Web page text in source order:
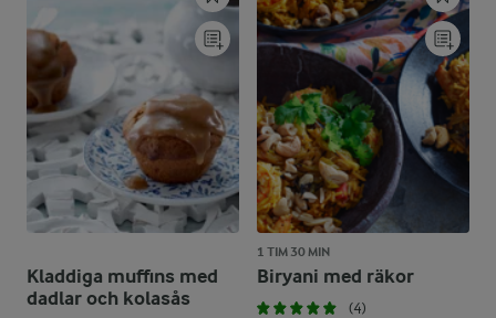
Kladdiga muffins med
dadlar och kolasås
1 TIM 30 MIN
Biryani med räkor
(4)